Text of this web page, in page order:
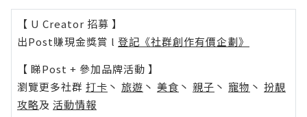
【 U Creator 招募 】
出Post賺現金獎賞 l 登記《社群創作有價企劃》
【 睇Post + 參加品牌活動 】
瀏覽更多社群 打卡 丶 旅遊 丶 美食 丶 親子 丶 寵物 丶 扮靚
攻略及 活動情報